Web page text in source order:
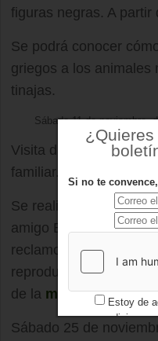
figuras negras. A partir
Se podrá conocer
griegos a los animales
tinajas.
Sábado 11 de noviembre,
Visita dinamizada. Los
familiar.
Se realizará una visita
amigo Boccherini para
reclamos de aves y
reproducido e
de la músicaclásica.
Sábado 25 de
Si no te
Estoy de
condiciones